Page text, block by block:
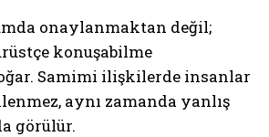
onaylanmaktan değil;
konuşabilme
Samimi ilişkilerde insanlar
aynı zamanda yanlış
görülür.